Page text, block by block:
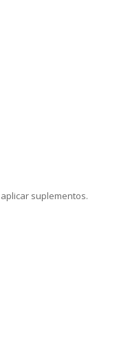
suplementos.